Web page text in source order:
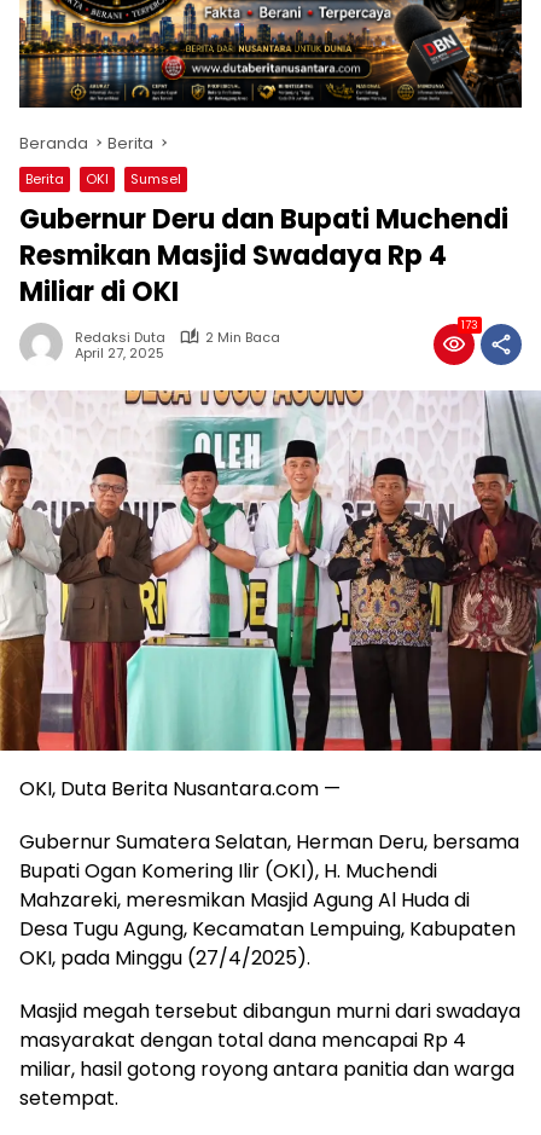
Beranda Berita
Berita OKI Sumsel
Gubernur Deru dan Bupati Muchendi
Resmikan Masjid Swadaya Rp 4
Miliar di OKI
Redaksi Duta
2 Min Baca
April 27, 2025
173
OKI, Duta Berita Nusantara.com —
Gubernur Sumatera Selatan, Herman Deru, bersama
Bupati Ogan Komering Ilir (OKI), H. Muchendi
Mahzareki, meresmikan Masjid Agung Al Huda di
Desa Tugu Agung, Kecamatan Lempuing, Kabupaten
OKI, pada Minggu (27/4/2025).
Masjid megah tersebut dibangun murni dari swadaya
masyarakat dengan total dana mencapai Rp 4
miliar, hasil gotong royong antara panitia dan warga
setempat.